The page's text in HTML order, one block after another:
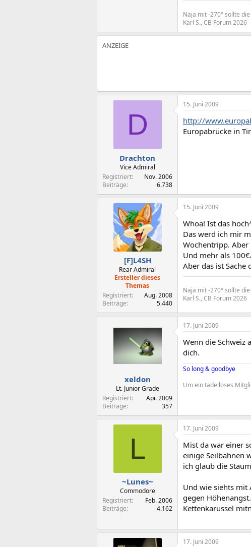
Naja mit -270° sollte
Karl S., CB Forum 2026
D
Drachton
Vice Admiral
Registriert
Nov. 2006
Beiträge
6.738
15. Juni 2009
http://
Europabrücke in
[F]L4SH
Rear Admiral
Ersteller dieses
Themas
Registriert
Aug. 2008
Beiträge
5.440
15. Juni 2009
Whoa! Ist das
Das werd ich mir
Wochentripp. Aber
Und mehr als
Aber das ist Sache
Naja mit -270° sollte
Karl S., CB Forum 2026
xeldon
Lt. Junior Grade
Registriert
Apr. 2009
Beiträge
357
17. Juni 2009
Wenn die Schweiz
dich.
So long & goodbye
Um ein tadelloses
L
~Lunes~
Commodore
Registriert
Feb. 2006
Beiträge
4.162
17. Juni 2009
Mist da war einer
einige Seilbahnen
ich glaub die
Und wie siehts mit
gegen Höhenangst.
Kettenkarussel
17. Juni 2009